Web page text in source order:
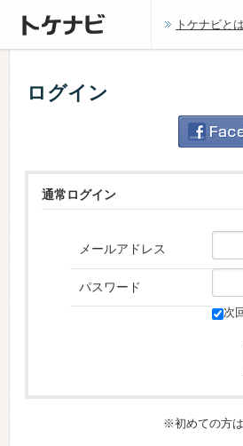
トケナビと
ログイン
通常ログイン
メールアドレス
パスワード
次
※初めての方は